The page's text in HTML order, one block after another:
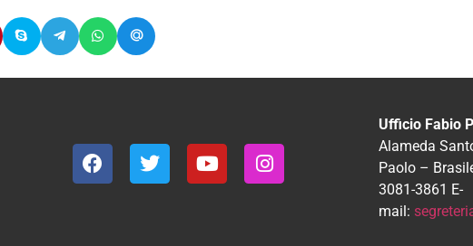
Ufficio Fabio
Alameda
Paolo –
3081-3861 E-
mail: